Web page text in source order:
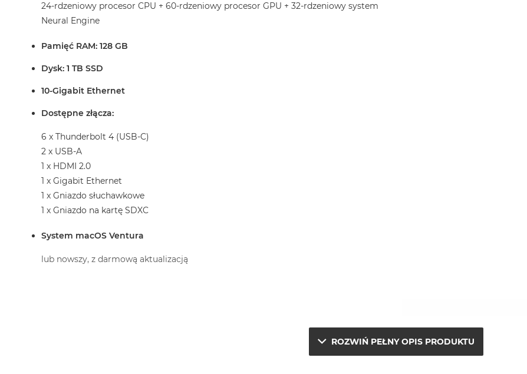
24-rdzeniowy procesor CPU + 60-rdzeniowy procesor GPU + 32-rdzeniowy system
Neural Engine
Pamięć RAM: 128 GB
Dysk: 1 TB SSD
10-Gigabit Ethernet
Dostępne złącza:
6 x Thunderbolt 4 (USB-C)
2 x USB-A
1 x HDMI 2.0
1 x Gigabit Ethernet
1 x Gniazdo słuchawkowe
1 x Gniazdo na kartę SDXC
System macOS Ventura
lub nowszy, z darmową aktualizacją
ROZWIŃ PEŁNY OPIS PRODUKTU